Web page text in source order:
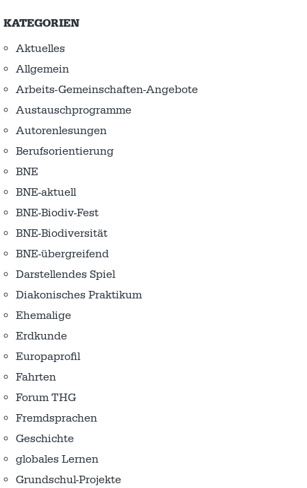
KATEGORIEN
Aktuelles
Allgemein
Arbeits-Gemeinschaften-Angebote
Austausch­programme
Autorenlesungen
Berufsorientierung
BNE
BNE-aktuell
BNE-Biodiv-Fest
BNE-Biodiversität
BNE-übergreifend
Darstellendes Spiel
Diakonisches Praktikum
Ehemalige
Erdkunde
Europaprofil
Fahrten
Forum THG
Fremdsprachen
Geschichte
globales Lernen
Grundschul-Projekte